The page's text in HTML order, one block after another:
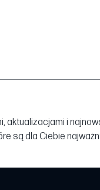
aktualizacjami i
są dla Ciebie